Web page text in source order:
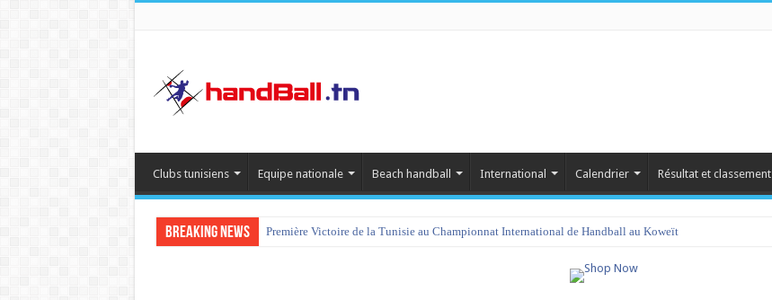
Clubs tunisiens Equipe nationale Beach handball International Calendrier Résultat et classement
Breaking News Première Victoire de la Tunisie au Championnat International de Handball au Koweït